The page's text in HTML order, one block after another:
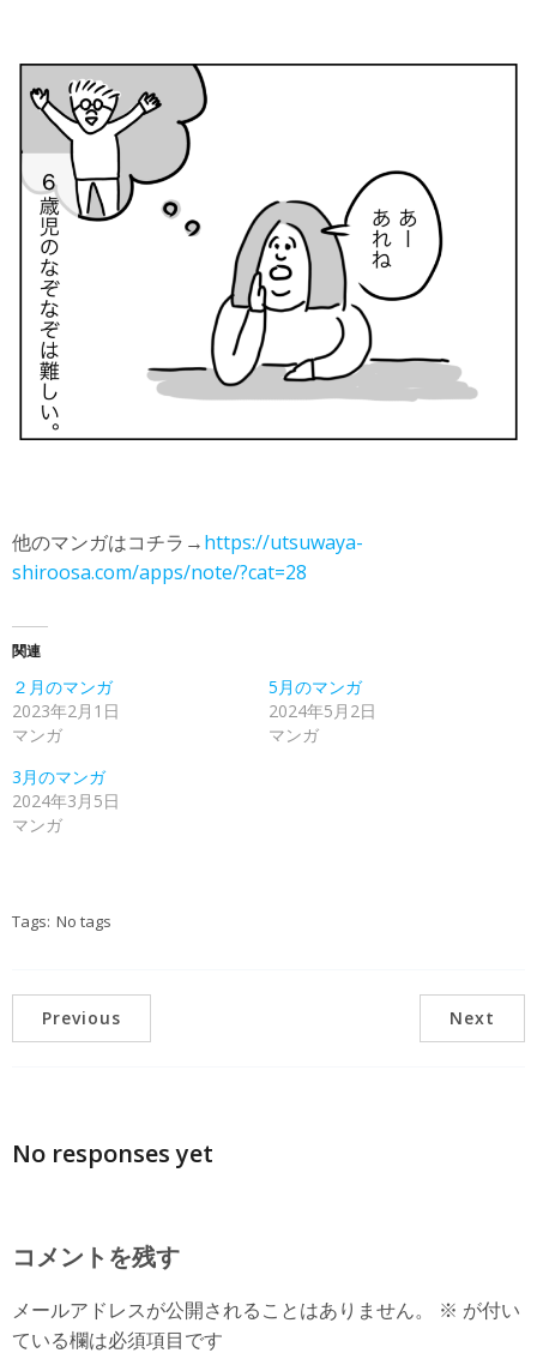
他のマンガはコチラ→https://utsuwaya-
shiroosa.com/apps/note/?cat=28
関連
２月のマンガ
2023年2月1日
マンガ
5月のマンガ
2024年5月2日
マンガ
3月のマンガ
2024年3月5日
マンガ
Tags: No tags
Previous Next
No responses yet
コメントを残す
メールアドレスが公開されることはありません。 ※ が付い
ている欄は必須項目です